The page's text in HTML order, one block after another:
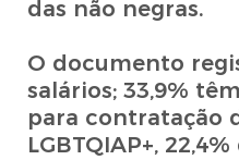
das não negras.
O documento
salários; 33,9%
para contratação
LGBTQIAP+,